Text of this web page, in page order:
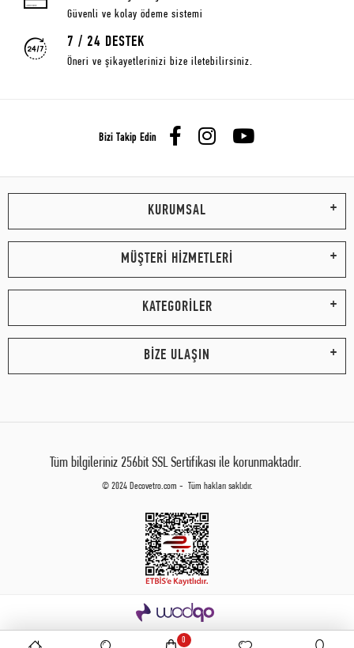
Güvenli ve kolay ödeme sistemi
7 / 24 DESTEK
Öneri ve şikayetlerinizi bize iletebilirsiniz.
Bizi Takip Edin
KURUMSAL
MÜŞTERİ HİZMETLERİ
KATEGORİLER
BİZE ULAŞIN
Tüm bilgileriniz 256bit SSL Sertifikası ile korunmaktadır.
© 2024 Decovetro.com - Tüm hakları saklıdır.
0